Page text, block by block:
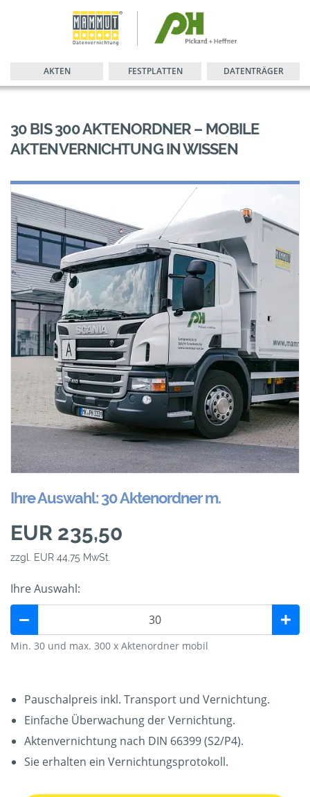
AKTEN FESTPLATTEN DATENTRÄGER
30 BIS 300 AKTENORDNER – MOBILE
AKTENVERNICHTUNG IN WISSEN
Ihre Auswahl: 30 Aktenordner m.
EUR 235,50
zzgl. EUR 44,75 MwSt.
Ihre Auswahl:
Min. 30 und max. 300 x Aktenordner mobil
Pauschalpreis inkl. Transport und Vernichtung.
Einfache Überwachung der Vernichtung.
Aktenvernichtung nach DIN 66399 (S2/P4).
Sie erhalten ein Vernichtungsprotokoll.